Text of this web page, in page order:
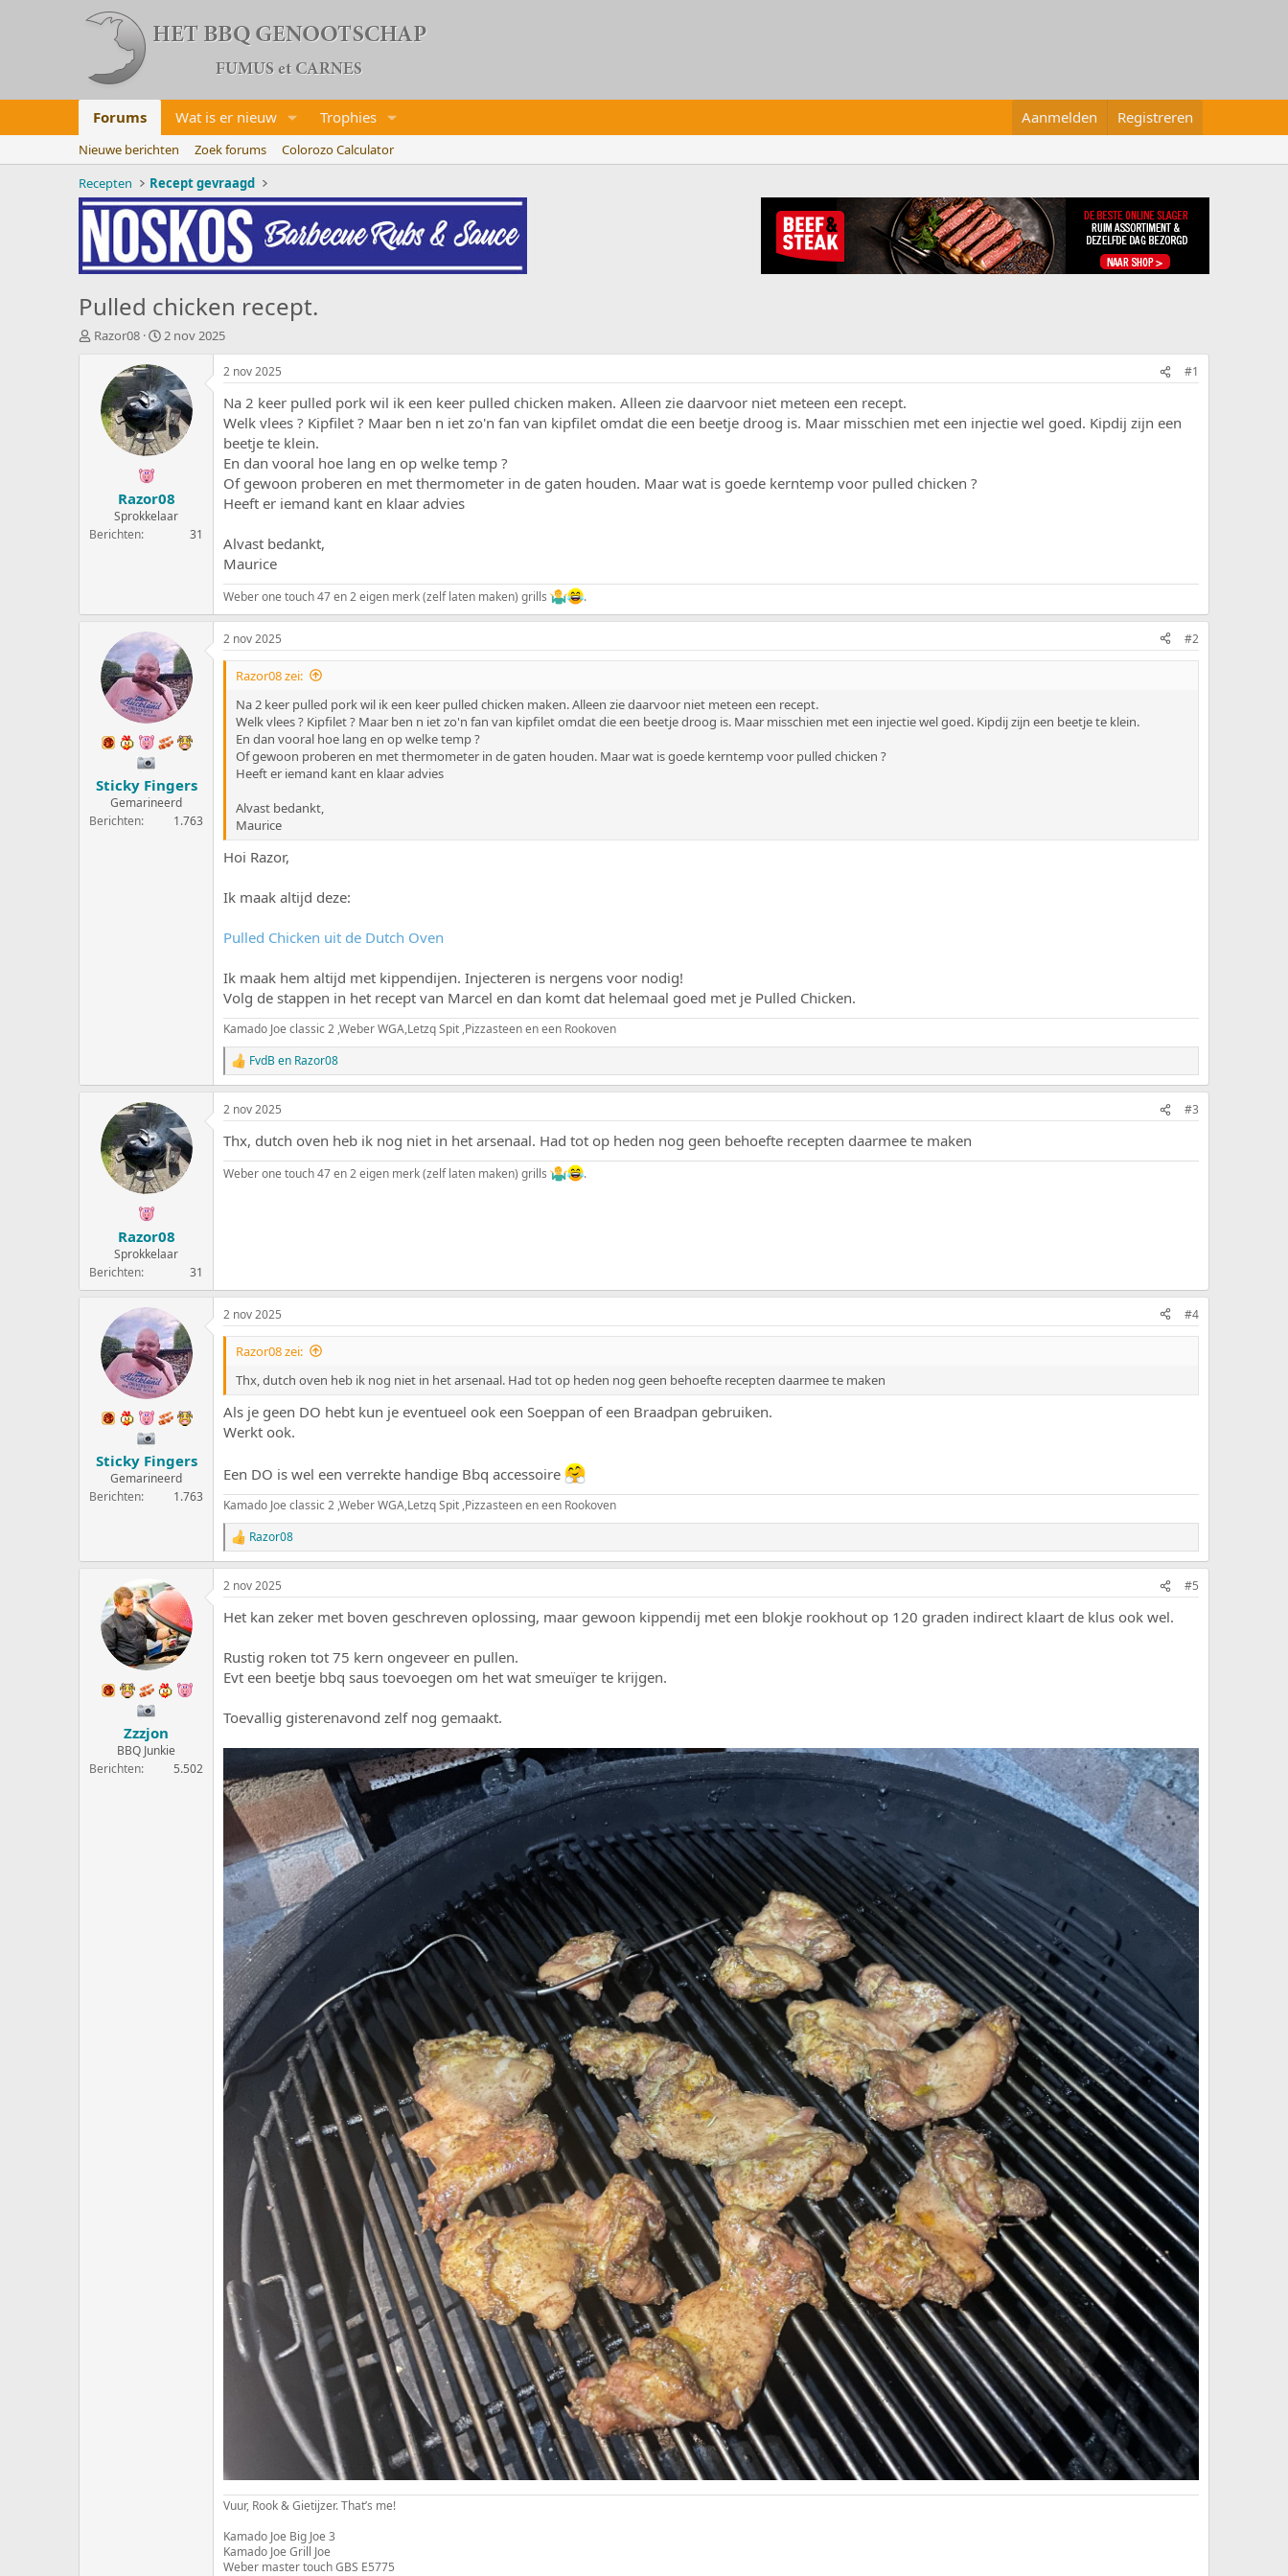
Forums Wat is er nieuw Trophies Aanmelden Registreren
Nieuwe berichten Zoek forums
Colorozo Calculator
Recepten
Recept gevraagd
Pulled chicken recept.
O
w
r
Razor08
S
a
r
t
d
a
t
2 nov 2025
Razor08
Sprokkelaar
Berichten
31
2 nov 2025 #1
Na 2 keer pulled pork wil ik een keer pulled chicken maken. Alleen zie daarvoor niet meteen een recept.
Welk vlees ? Kipfilet ? Maar ben n iet zo'n fan van kipfilet omdat die een beetje droog is. Maar misschien met een injectie wel goed. Kipdij zijn een
beetje te klein.
En dan vooral hoe lang en op welke temp ?
Of gewoon proberen en met thermometer in de gaten houden. Maar wat is goede kerntemp voor pulled chicken ?
Heeft er iemand kant en klaar advies
Alvast bedankt,
Maurice
Weber one touch 47 en 2 eigen merk (zelf laten maken) grills .
Sticky Fingers
Gemarineerd
Berichten
1.763
2 nov 2025 #2
Razor08 zei:
Na 2 keer pulled pork wil ik een keer pulled chicken maken. Alleen zie daarvoor niet meteen een recept.
Welk vlees ? Kipfilet ? Maar ben n iet zo'n fan van kipfilet omdat die een beetje droog is. Maar misschien met een injectie wel goed. Kipdij zijn een beetje te klein.
En dan vooral hoe lang en op welke temp ?
Of gewoon proberen en met thermometer in de gaten houden. Maar wat is goede kerntemp voor pulled chicken ?
Heeft er iemand kant en klaar advies
Alvast bedankt,
Maurice
Hoi Razor,
Ik maak altijd deze:
Pulled Chicken uit de Dutch Oven
Ik maak hem altijd met kippendijen. Injecteren is nergens voor nodig!
Volg de stappen in het recept van Marcel en dan komt dat helemaal goed met je Pulled Chicken.
Kamado Joe classic 2 ,Weber WGA,Letzq Spit ,Pizzasteen en een Rookoven
W
a
a
r
e
r
i
FvdBen Razor08
Razor08
Sprokkelaar
Berichten
31
2 nov 2025 #3
Thx, dutch oven heb ik nog niet in het arsenaal. Had tot op heden nog geen behoefte recepten daarmee te maken
Weber one touch 47 en 2 eigen merk (zelf laten maken) grills .
Sticky Fingers
Gemarineerd
Berichten
1.763
2 nov 2025 #4
Razor08 zei:
Thx, dutch oven heb ik nog niet in het arsenaal. Had tot op heden nog geen behoefte recepten daarmee te maken
Als je geen DO hebt kun je eventueel ook een Soeppan of een Braadpan gebruiken.
Werkt ook.
Een DO is wel een verrekte handige Bbq accessoire
Kamado Joe classic 2 ,Weber WGA,Letzq Spit ,Pizzasteen en een Rookoven
W
a
a
r
e
i
n
g
n
:
Razor08
Zzzjon
BBQ Junkie
Berichten
5.502
2 nov 2025 #5
Het kan zeker met boven geschreven oplossing, maar gewoon kippendij met een blokje rookhout op 120 graden indirect klaart de klus ook wel.
Rustig roken tot 75 kern ongeveer en pullen.
Evt een beetje bbq saus toevoegen om het wat smeuïger te krijgen.
Toevallig gisterenavond zelf nog gemaakt.
Vuur, Rook & Gietijzer. That’s me!
Kamado Joe Big Joe 3
Kamado Joe Grill Joe
Weber master touch GBS E5775